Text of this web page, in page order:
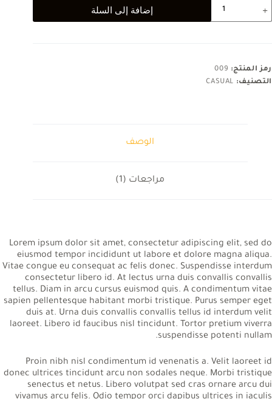
Libero
faucibus
إضافة إلى السلة
رمز المنتج: 009
التصنيف: CASUAL
الوصف
مراجعات (1)
Lorem ipsum dolor sit amet, consectetur adipiscing elit, sed do
eiusmod tempor incididunt ut labore et dolore magna aliqua.
Vitae congue eu consequat ac felis donec. Suspendisse interdum
consectetur libero id. At lectus urna duis convallis convallis
tellus. Diam in arcu cursus euismod quis. A condimentum vitae
sapien pellentesque habitant morbi tristique. Purus semper eget
duis at. Urna duis convallis convallis tellus id interdum velit
laoreet. Libero id faucibus nisl tincidunt. Tortor pretium viverra
suspendisse potenti nullam.
Proin nibh nisl condimentum id venenatis a. Velit laoreet id
donec ultrices tincidunt arcu non sodales neque. Morbi tristique
senectus et netus. Libero volutpat sed cras ornare arcu dui
vivamus arcu felis. Odio tempor orci dapibus ultrices in iaculis